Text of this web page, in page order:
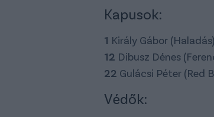
Kapusok:
1 Király Gábor (Haladás)
12 Dibusz Dénes
22 Gulácsi Péter (Red
Védők: